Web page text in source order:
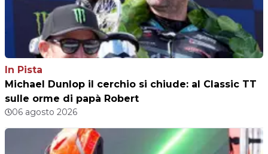
In Pista
Michael Dunlop il cerchio si chiude: al Classic TT
sulle orme di papà Robert
06 agosto 2026